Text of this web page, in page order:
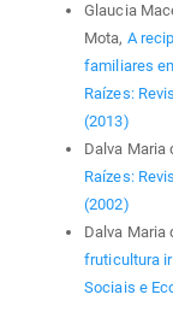
Glaucia
Mota, A
familiares
Raízes:
(2013)
Dalva Maria
Raízes:
(2002)
Dalva Maria
fruticultura
Sociais e